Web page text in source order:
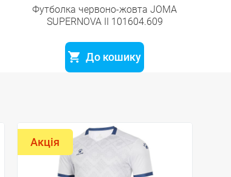
Футболка червоно-жовта JOMA
SUPERNOVA II 101604.609
До кошику
Акція